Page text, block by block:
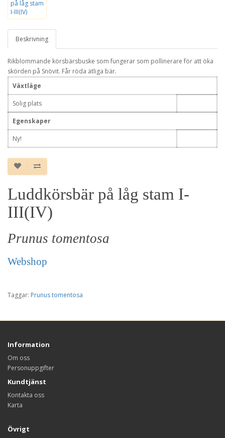
Beskrivning
Rikblommande körsbärsbuske som fungerar som pollinerare för att öka
skörden på Snövit. Får röda ätliga bär.
Växtläge
Solig plats
Egenskaper
Ny!
Luddkörsbär på låg stam I-
III(IV)
Prunus tomentosa
Webshop
Taggar: Prunus tomentosa
Information
Om oss
Personuppgifter
Kundtjänst
Kontakta oss
Karta
Övrigt